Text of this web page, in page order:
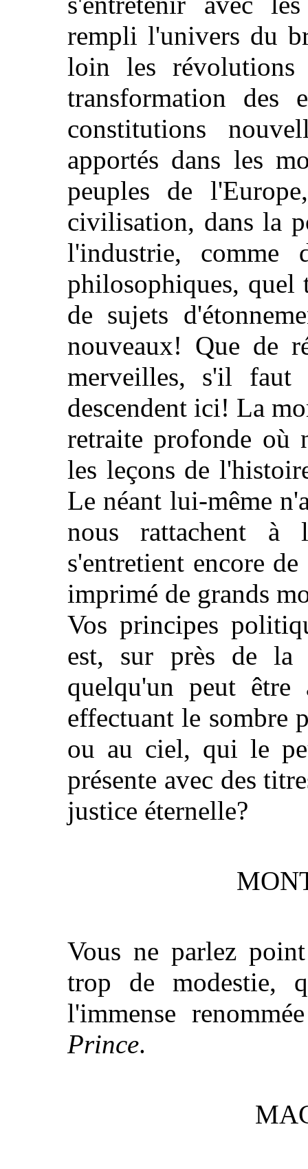
rempli l'univers du
loin les
transformation des
constitutions
apportés dans les
peuples de
civilisation, dans la
l'industrie, comme
philosophiques, quel
de sujets
nouveaux! Que de
merveilles, s'il
descendent ici! La
retraite profonde où
les leçons de
Le néant lui-même
nous rattachent à
s'entretient encore
imprimé de grands
Vos principes
est, sur près de
quelqu'un peut
effectuant le sombre
ou au ciel, qui le
présente avec des
justice éternelle?
Vous ne parlez
trop de modestie,
l'immense
Prince.